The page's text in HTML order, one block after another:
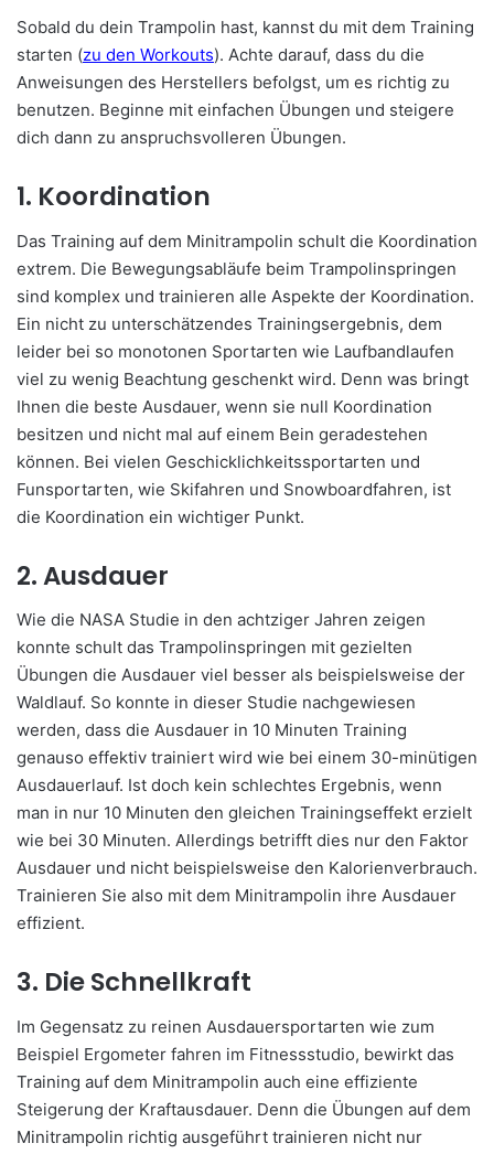
Sobald du dein Trampolin hast, kannst du mit dem Training
starten (zu den Workouts). Achte darauf, dass du die
Anweisungen des Herstellers befolgst, um es richtig zu
benutzen. Beginne mit einfachen Übungen und steigere
dich dann zu anspruchsvolleren Übungen.
1. Koordination
Das Training auf dem Minitrampolin schult die Koordination
extrem. Die Bewegungsabläufe beim Trampolinspringen
sind komplex und trainieren alle Aspekte der Koordination.
Ein nicht zu unterschätzendes Trainingsergebnis, dem
leider bei so monotonen Sportarten wie Laufbandlaufen
viel zu wenig Beachtung geschenkt wird. Denn was bringt
Ihnen die beste Ausdauer, wenn sie null Koordination
besitzen und nicht mal auf einem Bein geradestehen
können. Bei vielen Geschicklichkeitssportarten und
Funsportarten, wie Skifahren und Snowboardfahren, ist
die Koordination ein wichtiger Punkt.
2. Ausdauer
Wie die NASA Studie in den achtziger Jahren zeigen
konnte schult das Trampolinspringen mit gezielten
Übungen die Ausdauer viel besser als beispielsweise der
Waldlauf. So konnte in dieser Studie nachgewiesen
werden, dass die Ausdauer in 10 Minuten Training
genauso effektiv trainiert wird wie bei einem 30-minütigen
Ausdauerlauf. Ist doch kein schlechtes Ergebnis, wenn
man in nur 10 Minuten den gleichen Trainingseffekt erzielt
wie bei 30 Minuten. Allerdings betrifft dies nur den Faktor
Ausdauer und nicht beispielsweise den Kalorienverbrauch.
Trainieren Sie also mit dem Minitrampolin ihre Ausdauer
effizient.
3. Die Schnellkraft
Im Gegensatz zu reinen Ausdauersportarten wie zum
Beispiel Ergometer fahren im Fitnessstudio, bewirkt das
Training auf dem Minitrampolin auch eine effiziente
Steigerung der Kraftausdauer. Denn die Übungen auf dem
Minitrampolin richtig ausgeführt trainieren nicht nur